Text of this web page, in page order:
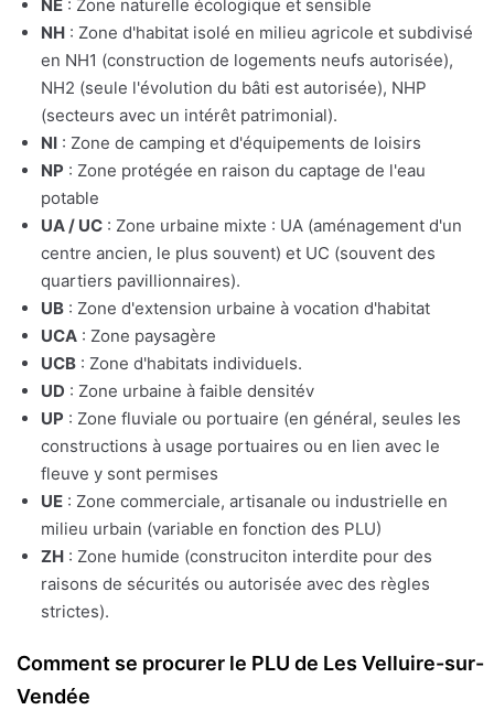
NE : Zone naturelle écologique et sensible
NH : Zone d'habitat isolé en milieu agricole et subdivisé
en NH1 (construction de logements neufs autorisée),
NH2 (seule l'évolution du bâti est autorisée), NHP
(secteurs avec un intérêt patrimonial).
NI : Zone de camping et d'équipements de loisirs
NP : Zone protégée en raison du captage de l'eau
potable
UA / UC : Zone urbaine mixte : UA (aménagement d'un
centre ancien, le plus souvent) et UC (souvent des
quartiers pavillionnaires).
UB : Zone d'extension urbaine à vocation d'habitat
UCA : Zone paysagère
UCB : Zone d'habitats individuels.
UD : Zone urbaine à faible densitév
UP : Zone fluviale ou portuaire (en général, seules les
constructions à usage portuaires ou en lien avec le
fleuve y sont permises
UE : Zone commerciale, artisanale ou industrielle en
milieu urbain (variable en fonction des PLU)
ZH : Zone humide (construciton interdite pour des
raisons de sécurités ou autorisée avec des règles
strictes).
Comment se procurer le PLU de Les Velluire-sur-
Vendée